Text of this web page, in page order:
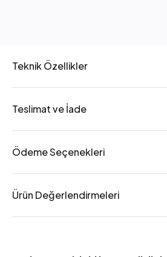
Teknik Özellikler
Teslimat ve İade
Ödeme Seçenekleri
Ürün Değerlendirmeleri